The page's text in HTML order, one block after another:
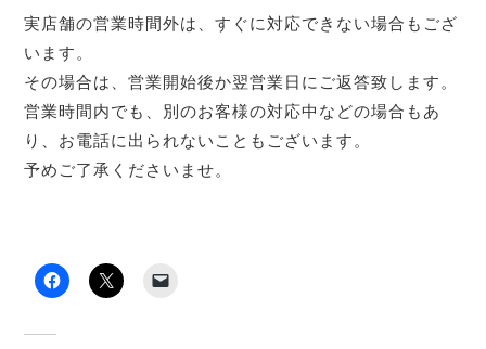
実店舗の営業時間外は、すぐに対応できない場合もござ
います。
その場合は、営業開始後か翌営業日にご返答致します。
営業時間内でも、別のお客様の対応中などの場合もあ
り、お電話に出られないこともございます。
予めご了承くださいませ。